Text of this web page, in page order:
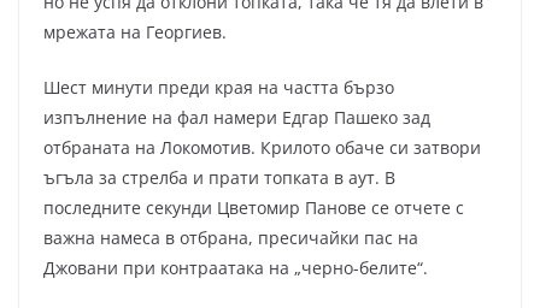
мрежата на Георгиев.
Шест минути преди края на частта бързо
изпълнение на фал намери Едгар Пашеко зад
отбраната на Локомотив. Крилото обаче си затвори
ъгъла за стрелба и прати топката в аут. В
последните секунди Цветомир Панове се отчете с
важна намеса в отбрана, пресичайки пас на
Джовани при контраатака на „черно-белите“.